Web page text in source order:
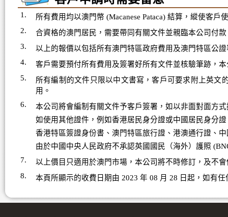
1.
所有費用均以澳門幣 (Macanese Pataca) 結算，縱使客
2.
合資格的澳門居民，需要帶同有關文件並親臨本公司付款
3.
以上的報價以包括所有澳門特區政府費用及澳門特區公
4.
客戶需要預付所有費用及簽署好所有文件並核驗筆跡，
5.
所有編制的文件只限以中文書寫，客戶可要求附上英文
用。
6.
本公司將會編制有關文件予客戶簽署，如以非面對面方
如使用其他證件，例如香港居民身分證或中國居民身分
香港特區簽證身份書、澳門特區旅行證、港澳通行證、
由於中國中央人民政府不承認英國國民（海外）護照
7.
以上價目只適用於澳門市場，本公司將不時修訂，及不
8.
本頁所顯示的收費日期由 2023 年 08 月 28 日起，如有